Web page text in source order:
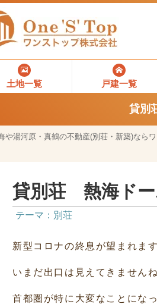
土地一覧 戸建一覧
貸別
や湯河原・真鶴の不動産(別荘・新築)なら
貸別荘 熱海ドー
テーマ：別荘
新型コロナの終息が望まれま
いまだ出口は見えてきませんね
首都圏が特に大変なことにな